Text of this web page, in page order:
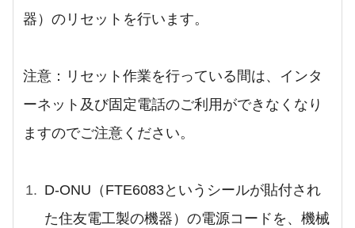
器）のリセットを行います。
注意：リセット作業を行っている間は、インタ
ーネット及び固定電話のご利用ができなくなり
ますのでご注意ください。
D-ONU（FTE6083というシールが貼付され
た住友電工製の機器）の電源コードを、機械